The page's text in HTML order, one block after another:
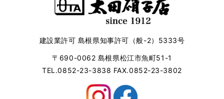
建設業許可 島根県知事許可（般-2）5333号
〒690-0062 島根県松江市魚町51-1
TEL.0852-23-3838 FAX.0852-23-3802